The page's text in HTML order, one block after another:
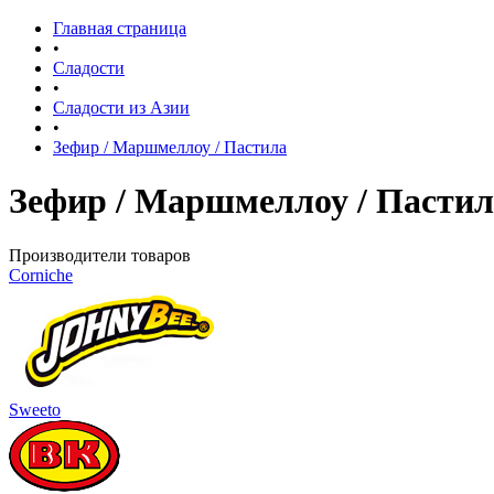
Главная страница
•
Сладости
•
Сладости из Азии
•
Зефир / Маршмеллоу / Пастила
Зефир / Маршмеллоу /
Производители товаров
Corniche
Sweeto